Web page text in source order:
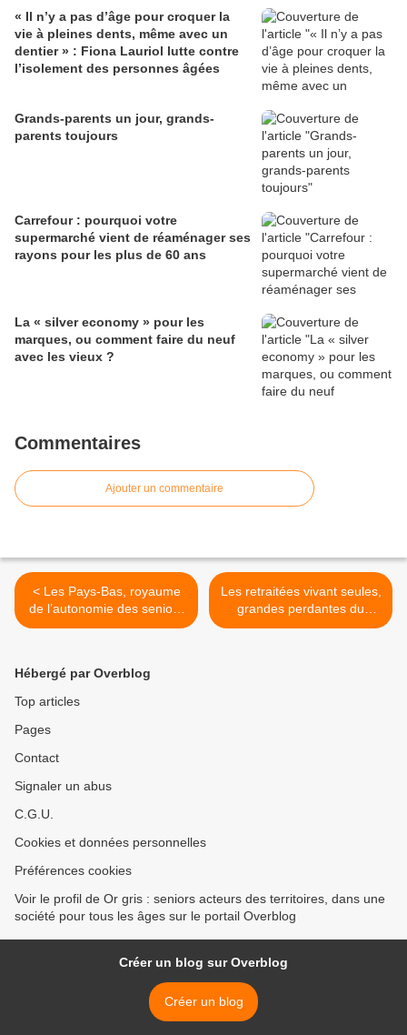
« Il n’y a pas d’âge pour croquer la
vie à pleines dents, même avec un
dentier » : Fiona Lauriol lutte contre
l’isolement des personnes âgées
Grands-parents un jour, grands-
parents toujours
Carrefour : pourquoi votre
supermarché vient de réaménager ses
rayons pour les plus de 60 ans
La « silver economy » pour les
marques, ou comment faire du neuf
avec les vieux ?
Commentaires
Ajouter un commentaire
< Les Pays-Bas, royaume
de l’autonomie des seniors
où il n'y a plus de maisons
Les retraitées vivant seules,
grandes perdantes du
pouvoir d'achat >
Hébergé par Overblog
Top articles
Pages
Contact
Signaler un abus
C.G.U.
Cookies et données personnelles
Préférences cookies
Voir le profil de Or gris : seniors acteurs des territoires, dans une
société pour tous les âges sur le portail Overblog
Créer un blog sur Overblog
Créer un blog